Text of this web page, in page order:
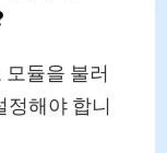
듈을 불러
정해야 합니